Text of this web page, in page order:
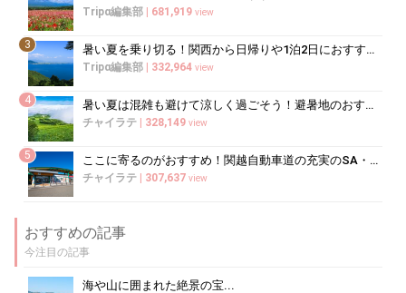
Tripα編集部 | 681,919 view
3 暑い夏を乗り切る！関西から日帰りや1泊2日におすすめの避暑地10選
Tripα編集部 | 332,964 view
4 暑い夏は混雑も避けて涼しく過ごそう！避暑地のおすすめ穴場スポット10選
チャイラテ | 328,149 view
5 ここに寄るのがおすすめ！関越自動車道の充実のSA・PA5選
チャイラテ | 307,637 view
おすすめの記事
今注目の記事
海や山に囲まれた絶景の宝...